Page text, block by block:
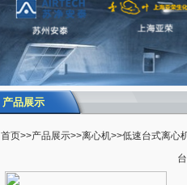
产品展示
首页>>产品展示>>离心机>>低速台式离心